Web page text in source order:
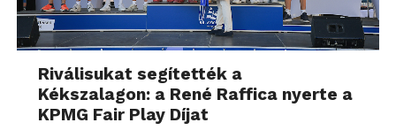
Riválisukat segítették a
Kékszalagon: a René Raffica nyerte a
KPMG Fair Play Díjat